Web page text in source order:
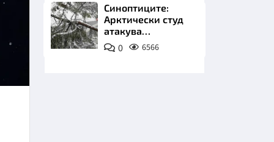
Синоптиците:
Арктически студ
атакува
Балканите.
Фалшивата зима
0 6566